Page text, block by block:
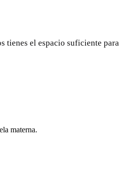
tienes el espacio suficiente para
materna.